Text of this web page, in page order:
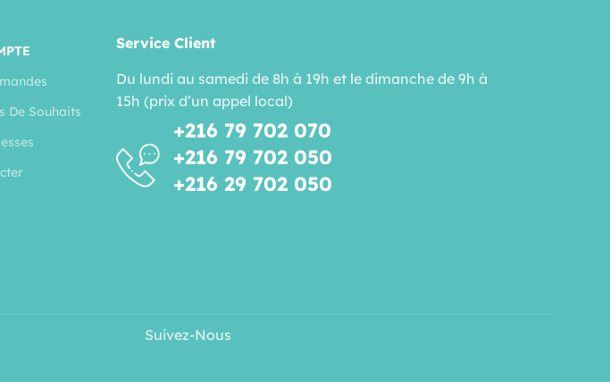
De Souhaits
Service Client
Du lundi au samedi de 8h à 19h et le dimanche de 9h à
15h (prix d’un appel local)
+216 79 702 070
+216 79 702 050
+216 29 702 050
Suivez-Nous